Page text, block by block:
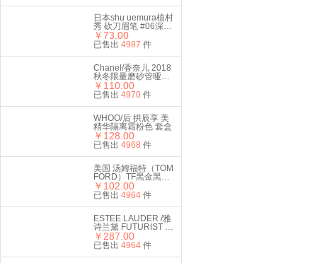
日本shu uemura植村
秀 砍刀眉笔 #06深棕
色 4g
￥73.00
已售出 4987 件
Chanel/香奈儿 2018
秋冬限量磨砂管哑光
丝绒唇膏口红110#
南瓜色
￥110.00
已售出 4970件
WHOO/后 拱辰享 美
精华隔离霜粉色 套盒
￥128.00
已售出 4968 件
美国 汤姆福特（TOM
FORD）TF黑金黑管
口红3g #511 STEEL
MAGNOLIA 柔雾玫瑰
色
￥102.00
已售出 4964件
ESTEE LAUDER /雅
诗兰黛 FUTURIST 沁
水粉底液
SPF20/PA+++ 2C0
COOL VANILLA
￥287.00
已售出 4964件